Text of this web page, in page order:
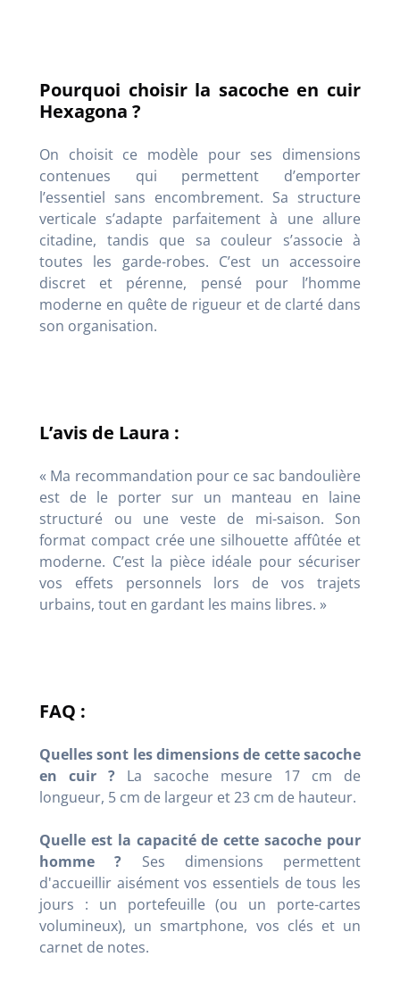
Pourquoi choisir la sacoche en cuir
Hexagona ?
On choisit ce modèle pour ses dimensions
contenues qui permettent d’emporter
l’essentiel sans encombrement. Sa structure
verticale s’adapte parfaitement à une allure
citadine, tandis que sa couleur s’associe à
toutes les garde-robes. C’est un accessoire
discret et pérenne, pensé pour l’homme
moderne en quête de rigueur et de clarté dans
son organisation.
L’avis de Laura :
« Ma recommandation pour ce sac bandoulière
est de le porter sur un manteau en laine
structuré ou une veste de mi-saison. Son
format compact crée une silhouette affûtée et
moderne. C’est la pièce idéale pour sécuriser
vos effets personnels lors de vos trajets
urbains, tout en gardant les mains libres. »
FAQ :
Quelles sont les dimensions de cette sacoche
en cuir ? La sacoche mesure 17 cm de
longueur, 5 cm de largeur et 23 cm de hauteur.
Quelle est la capacité de cette sacoche pour
homme ? Ses dimensions permettent
d'accueillir aisément vos essentiels de tous les
jours : un portefeuille (ou un porte-cartes
volumineux), un smartphone, vos clés et un
carnet de notes.